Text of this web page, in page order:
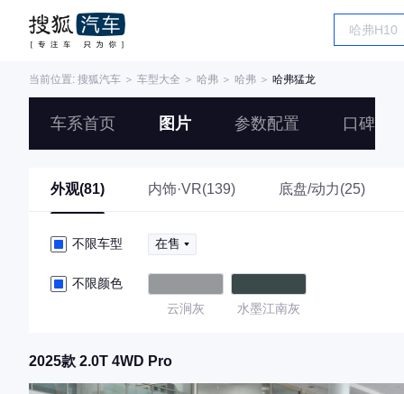
当前位置: 搜狐汽车 ＞ 车型大全 ＞ 哈弗 ＞ 哈弗 ＞ 哈弗猛龙
车系首页 图片 参数配置 口碑
外观(81) 内饰·VR(139) 底盘/动力(25)
不限车型 在售
不限颜色
云涧灰
水墨江南灰
2025款 2.0T 4WD Pro